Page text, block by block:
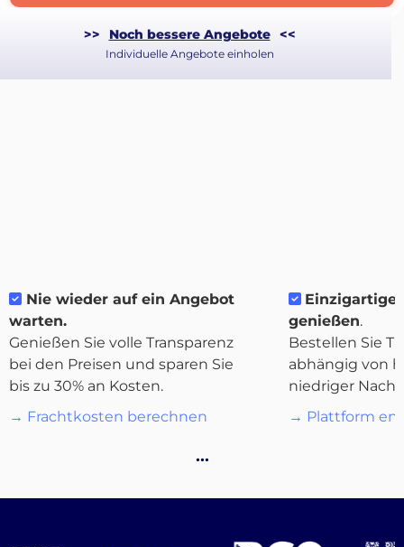
Über
Quicargo
Destinations
>> Noch bessere Angebote <<
Individuelle Angebote einholen
Nie wieder auf ein Angebot
warten.
Genießen Sie volle Transparenz
bei den Preisen und sparen Sie
bis zu 30% an Kosten.
→ Frachtkosten berechnen
Einzigartige
genießen.
Bestellen Sie
abhängig von
niedriger
→ Plattform
…